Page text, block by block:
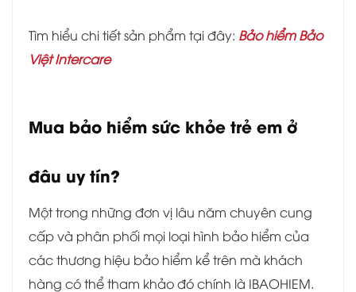
Tìm hiểu chi tiết sản phẩm tại đây: Bảo hiểm Bảo
Việt Intercare
Mua bảo hiểm sức khỏe trẻ em ở
đâu uy tín?
Một trong những đơn vị lâu năm chuyên cung
cấp và phân phối mọi loại hình bảo hiểm của
các thương hiệu bảo hiểm kể trên mà khách
hàng có thể tham khảo đó chính là IBAOHIEM.